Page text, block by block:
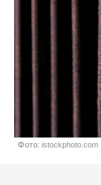
Фото: istockphoto.com